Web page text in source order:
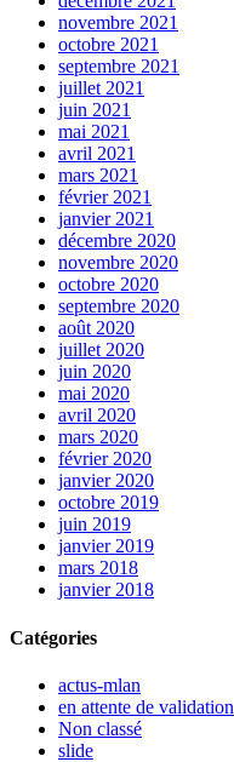
novembre 2021
octobre 2021
septembre 2021
juillet 2021
juin 2021
mai 2021
avril 2021
mars 2021
février 2021
janvier 2021
décembre 2020
novembre 2020
octobre 2020
septembre 2020
août 2020
juillet 2020
juin 2020
mai 2020
avril 2020
mars 2020
février 2020
janvier 2020
octobre 2019
juin 2019
janvier 2019
mars 2018
janvier 2018
Catégories
actus-mlan
en attente de validation
Non classé
slide